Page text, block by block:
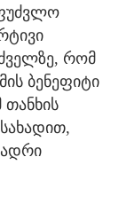
რომ
ბენეფიტი
თანხის